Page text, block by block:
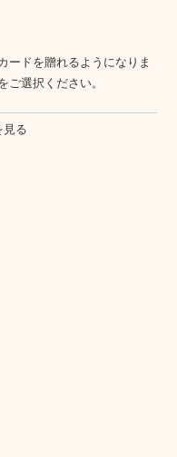
ードを贈れるようになりま
選択ください。
る